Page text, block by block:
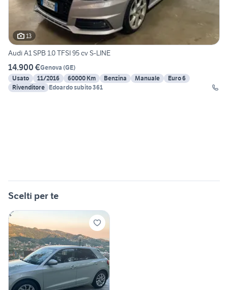
13
Audi A1 SPB 1.0 TFSI 95 cv S-LINE
14.900 €Genova (GE)
Usato
11/2016 60000 Km Benzina Manuale
Euro 6
Rivenditore Edoardo subito 361
Scelti per te